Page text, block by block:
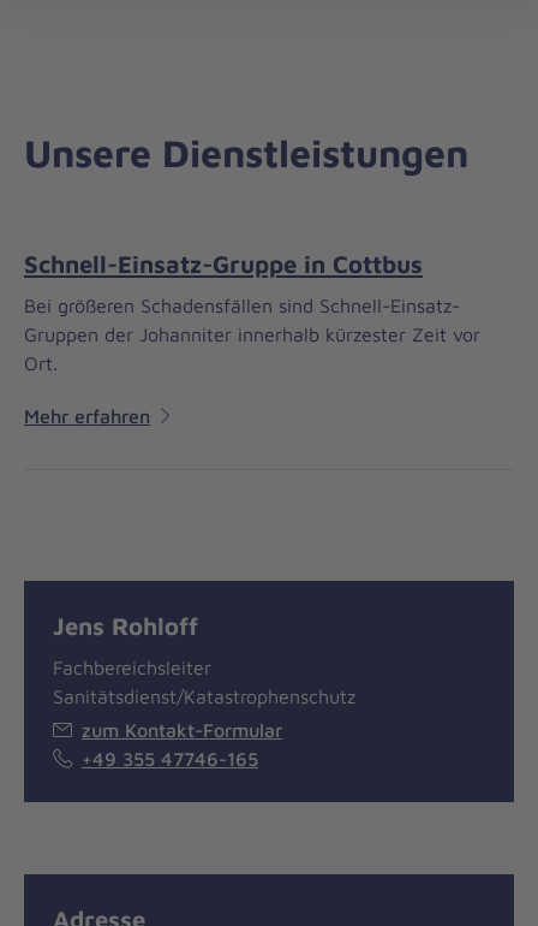
Unsere Dienstleistungen
Schnell-Einsatz-Gruppe in Cottbus
Bei größeren Schadensfällen sind Schnell-Einsatz-
Gruppen der Johanniter innerhalb kürzester Zeit vor
Ort.
Mehr erfahren
Jens Rohloff
Fachbereichsleiter
Sanitätsdienst/Katastrophenschutz
zum Kontakt-Formular
+49 355 47746-165
Adresse